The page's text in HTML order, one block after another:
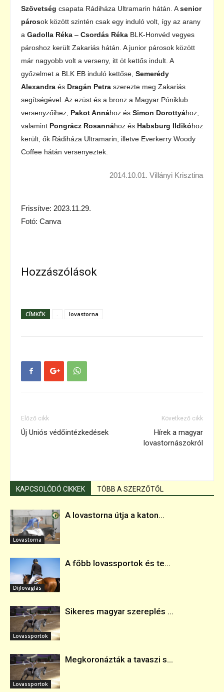
Szövetség csapata Rádiháza Ultramarin hátán. Asenior
párosok között szintén csak egy induló volt, így az arany
a Gadolla Réka – Csordás Réka BLK-Honvéd vegyes
pároshoz került Zakariás hátán. A junior párosok között
már nagyobb volt a verseny, itt öt kettős indult. A
győzelmet a BLK EB induló kettőse, Semerédy
Alexandra és Dragán Petra szerezte meg Zakariás
segítségével. Az ezüst és a bronz a Magyar Póniklub
versenyzőihez, Pakot Annához és Simon Dorottyához,
valamint Pongrácz Rosannához és Habsburg Ildikóhoz
került, ők Rádiháza Ultramarin, illetve Everkerry Woody
Coffee hátán versenyeztek.
2014.10.01. Villányi Krisztina
Frissítve: 2023.11.29.
Fotó: Canva
Hozzászólások
CÍMKÉK lovastorna
Előző cikk
Új Uniós védőintézkedések
Következő cikk
Hírek a magyar
lovastornászokról
KAPCSOLÓDÓ CIKKEK TÖBB A SZERZŐTŐL
Lovastorna
A lovastorna útja a katon...
Díjlovaglás
A főbb lovassportok és te...
Lovassportok
Sikeres magyar szereplés ...
Lovassportok
Megkoronázták a tavaszi s...